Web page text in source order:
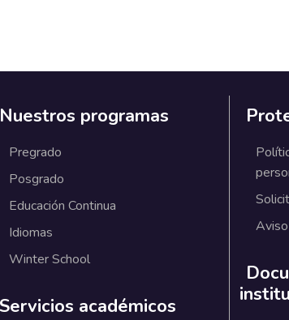
Nuestros programas
Pregrado
Posgrado
Educación Continua
Idiomas
Winter School
Servicios académicos